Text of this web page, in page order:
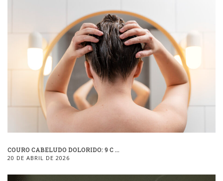
COURO CABELUDO DOLORIDO: 9 C ...
20 DE ABRIL DE 2026